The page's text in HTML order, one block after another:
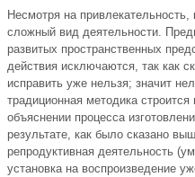
Несмотря на привлекательность,
сложный вид деятельности.
развитых пространственных
действия исключаются, так как
исправить уже нельзя; значит
традиционная методика
объяснении процесса
результате, как было сказано
репродуктивная деятельность
установка на воспроизведение